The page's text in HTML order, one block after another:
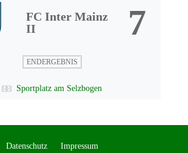
FC Inter Mainz
II
7
ENDERGEBNIS
Sportplatz am Selzbogen
Datenschutz Impressum